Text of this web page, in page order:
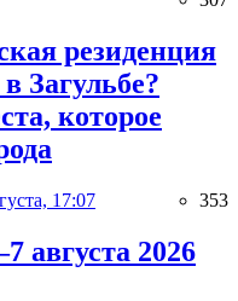
резиденция
Загульбе?
которое
17:07 353
августа 2026